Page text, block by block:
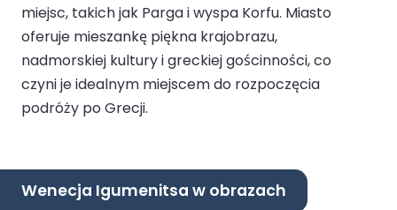
miejsc, takich jak Parga i wyspa Korfu. Miasto
oferuje mieszankę piękna krajobrazu,
nadmorskiej kultury i greckiej gościnności, co
czyni je idealnym miejscem do rozpoczęcia
podróży po Grecji.
Wenecja Igumenitsa w obrazach